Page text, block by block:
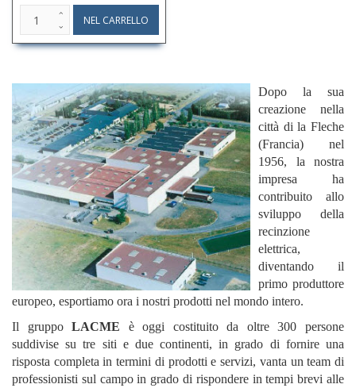
Dopo la sua
creazione nella
città di la Fleche
(Francia) nel
1956, la nostra
impresa ha
contribuito allo
sviluppo della
recinzione
elettrica,
diventando il
primo produttore
europeo, esportiamo ora i nostri prodotti nel mondo intero.
Il gruppoLACME è oggi costituito da oltre 300 persone
suddivise su tre siti e due continenti, in grado di fornire una
risposta completa in termini di prodotti e servizi, vanta un team di
professionisti sul campo in grado di rispondere in tempi brevi alle